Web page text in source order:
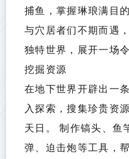
捕鱼，掌握琳琅满目
与穴居者们不期而遇
独特世界，展开一场
挖掘资源
在地下世界开辟出一
入探索，搜集珍贵资
天日。 制作镐头、鱼
弹、迫击炮等工具，